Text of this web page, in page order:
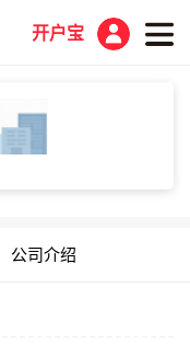
开户宝
公司介绍